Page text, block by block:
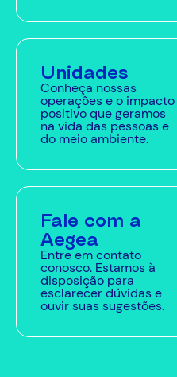
Unidades
Conheça nossas
operações e o impacto
positivo que geramos
na vida das pessoas e
do meio ambiente.
Fale com a
Aegea
Entre em contato
conosco. Estamos à
disposição para
esclarecer dúvidas e
ouvir suas sugestões.